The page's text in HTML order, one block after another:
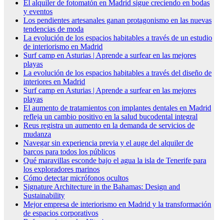
El alquiler de fotomatón en Madrid sigue creciendo en bodas
y eventos
Los pendientes artesanales ganan protagonismo en las nuevas
tendencias de moda
La evolución de los espacios habitables a través de un estudio
de interiorismo en Madrid
Surf camp en Asturias | Aprende a surfear en las mejores
playas
La evolución de los espacios habitables a través del diseño de
interiores en Madrid
Surf camp en Asturias | Aprende a surfear en las mejores
playas
El aumento de tratamientos con implantes dentales en Madrid
refleja un cambio positivo en la salud bucodental integral
Reus registra un aumento en la demanda de servicios de
mudanza
Navegar sin experiencia previa y el auge del alquiler de
barcos para todos los públicos
Qué maravillas esconde bajo el agua la isla de Tenerife para
los exploradores marinos
Cómo detectar micrófonos ocultos
Signature Architecture in the Bahamas: Design and
Sustainability
Mejor empresa de interiorismo en Madrid y la transformación
de espacios corporativos